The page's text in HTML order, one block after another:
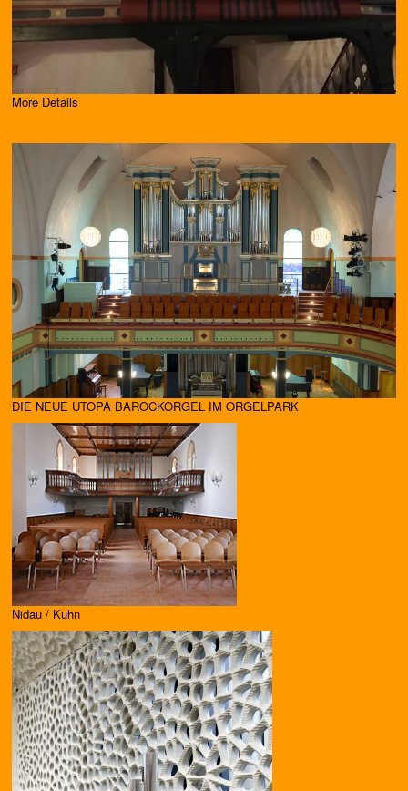
More Details
DIE NEUE UTOPA BAROCKORGEL IM ORGELPARK
Nidau / Kuhn